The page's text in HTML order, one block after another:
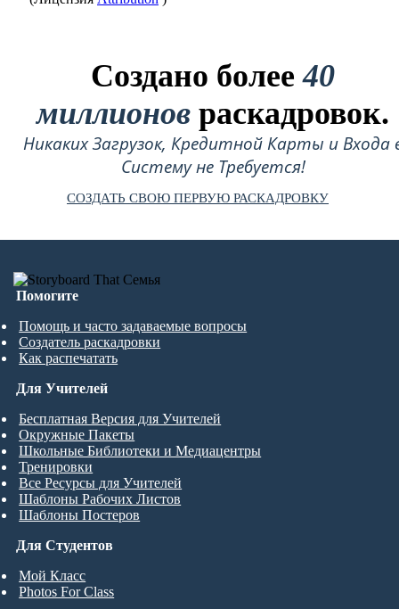
Создано более40
миллионов раскадровок.
Никаких Загрузок, Кредитной Карты и Входа
Систему не Требуется!
СОЗДАТЬ СВОЮ ПЕРВУЮ РАСКАДРОВКУ
Помогите
Помощь и часто задаваемые вопросы
Создатель раскадровки
Как распечатать
Для Студентов
Мой Класс
Photos For Class
Для Учителей
Бесплатная Версия для Учителей
Окружные Пакеты
Школьные Библиотеки и Медиацентры
Тренировки
Все Ресурсы для Учителей
Шаблоны Рабочих Листов
Шаблоны Постеров